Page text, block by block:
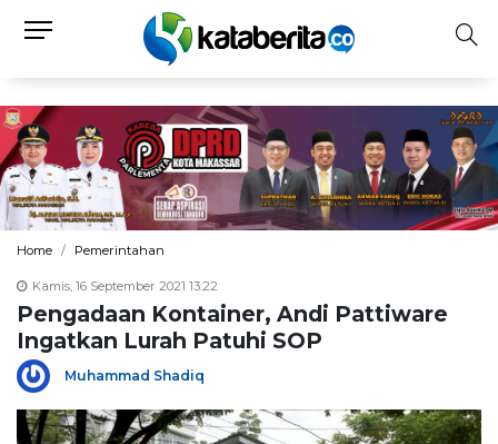
Home Pemerintahan
Kamis, 16 September 2021 13:22
Pengadaan Kontainer, Andi Pattiware
Ingatkan Lurah Patuhi SOP
Muhammad Shadiq